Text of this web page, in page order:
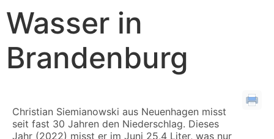
Wasser in
Brandenburg
Christian Siemianowski aus Neuenhagen misst
seit fast 30 Jahren den Niederschlag. Dieses
Jahr (2022) misst er im Juni 25,4 Liter, was nur